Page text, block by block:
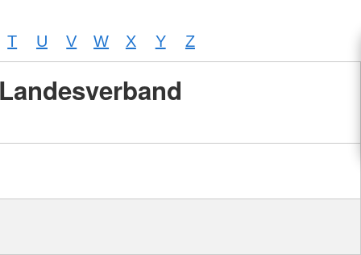
T U V W X Y Z
Landesverband